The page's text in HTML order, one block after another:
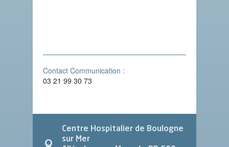
Contact Communication :
03 21 99 30 73
Centre Hospitalier de Boulogne
sur Mer